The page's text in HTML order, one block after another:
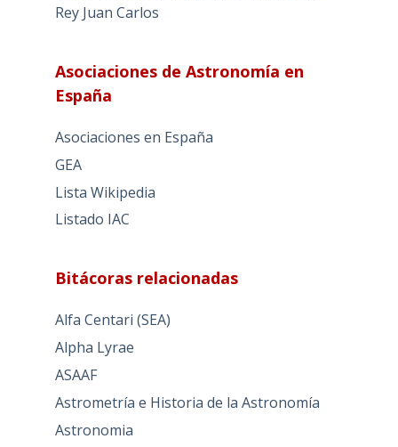
Rey Juan Carlos
Asociaciones de Astronomía en
España
Asociaciones en España
GEA
Lista Wikipedia
Listado IAC
Bitácoras relacionadas
Alfa Centari (SEA)
Alpha Lyrae
ASAAF
Astrometría e Historia de la Astronomía
Astronomia